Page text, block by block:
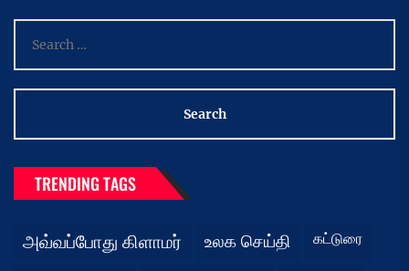
for:
TRENDING TAGS
அவ்வப்போது கிளாமர் உலக செய்தி கட்டுரை